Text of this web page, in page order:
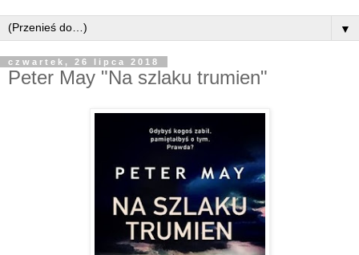
▼
czwartek, 26 lipca 2018
Peter May "Na szlaku trumien"